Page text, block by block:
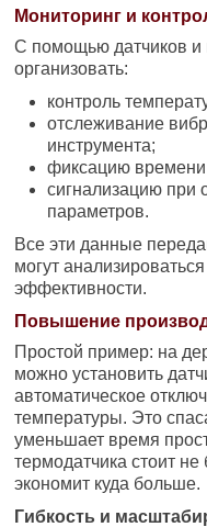
Мониторинг и
С помощью датчиков и
организовать:
контроль
отслеживание
инструмента;
фиксацию времени
сигнализацию при
параметров.
Все эти данные
могут
эффективности.
Повышение
Простой пример: на
можно установить
автоматическое
температуры. Это
уменьшает время
термодатчика стоит
экономит куда больше.
Гибкость и